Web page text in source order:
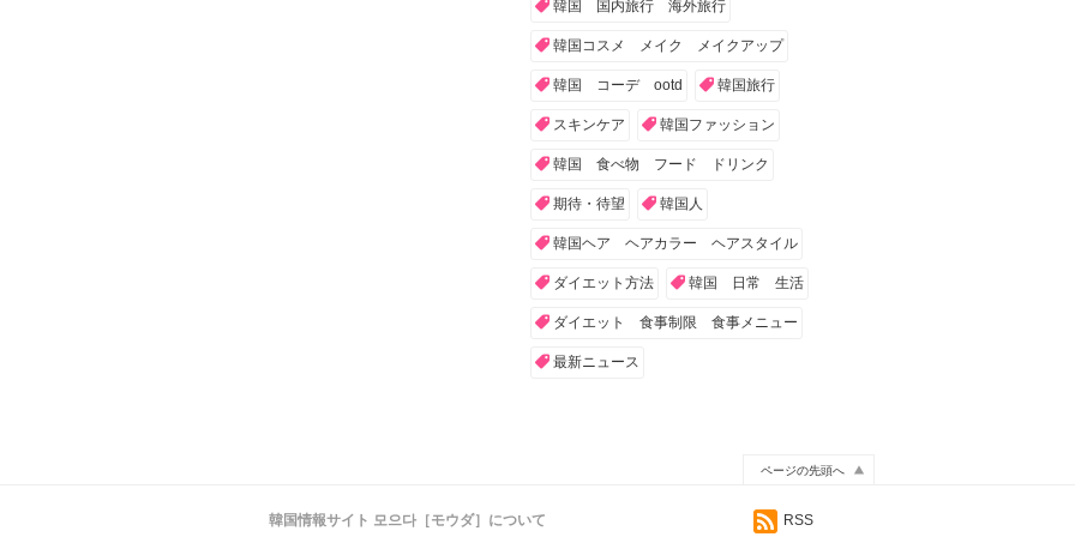
韓国 国内旅行 海外旅行
韓国コスメ メイク メイクアップ
韓国 コーデ ootd 韓国旅行
スキンケア 韓国ファッション
韓国 食べ物 フード ドリンク
期待・待望 韓国人
韓国ヘア ヘアカラー ヘアスタイル
ダイエット方法 韓国 日常 生活
ダイエット 食事制限 食事メニュー
最新ニュース
ページの先頭へ
韓国情報サイト 모으다［モウダ］について RSS